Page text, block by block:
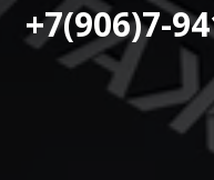
+7(906)7-